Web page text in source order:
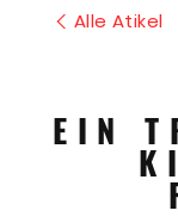
Alle Atikel
EIN